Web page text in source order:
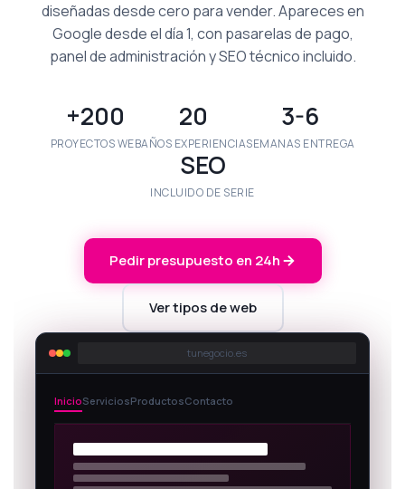
diseñadas desde cero para vender. Apareces en
Google desde el día 1, con pasarelas de pago,
panel de administración y SEO técnico incluido.
+200
PROYECTOS WEB
20
AÑOS EXPERIENCIA
3-6
SEMANAS ENTREGA
SEO
INCLUIDO DE SERIE
Pedir presupuesto en 24h
Ver tipos de web
tunegocio.es
InicioServiciosProductosContacto